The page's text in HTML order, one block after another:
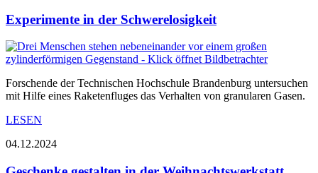
Experimente in der Schwerelosigkeit
Forschende der Technischen Hochschule Brandenburg untersuchen
mit Hilfe eines Raketenfluges das Verhalten von granularen Gasen.
LESEN
04.12.2024